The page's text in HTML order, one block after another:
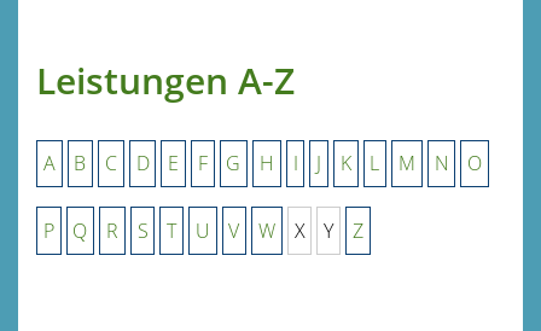
Leistungen A-Z
A B C D E F G H I J K L M N O
P Q R S T U V W X Y Z